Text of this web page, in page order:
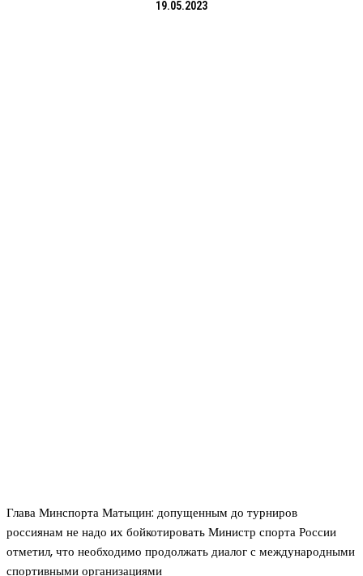
19.05.2023
Глава Минспорта Матыцин: допущенным до турниров
россиянам не надо их бойкотировать Министр спорта России
отметил, что необходимо продолжать диалог с международными
спортивными организациями